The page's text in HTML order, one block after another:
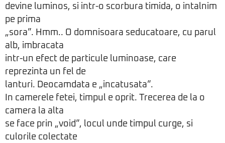
devine luminos, si intr-o scorbura timida, o intalnim
pe prima
„sora”. Hmm.. O domnisoara seducatoare, cu parul
alb, imbracata
intr-un efect de particule luminoase, care
reprezinta un fel de
lanturi. Deocamdata e „incatusata”.
In camerele fetei, timpul e oprit. Trecerea de la o
camera la alta
se face prin „void”, locul unde timpul curge, si
culorile colectate